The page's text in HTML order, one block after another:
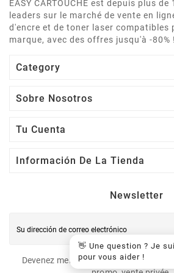
EASY CARTOUCHE est depuis plus
leaders sur le marché de vente en
d'encre et de toner laser compatibles
marque, avec des offres jusqu'à -80% !
Category
Sobre Nosotros
Tu Cuenta
Información De La Tienda
Newsletter
Devenez membre VIP et recevez nos
👋 Une question ? Je
pour vous aider !